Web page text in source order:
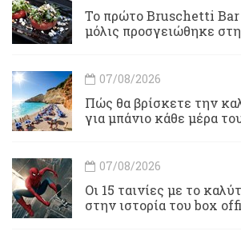
Το πρώτο Bruschetti Bar
μόλις προσγειώθηκε
07/08/2026
Πώς θα βρίσκετε την
για μπάνιο κάθε μέρα
07/08/2026
Οι 15 ταινίες με το
στην ιστορία του box